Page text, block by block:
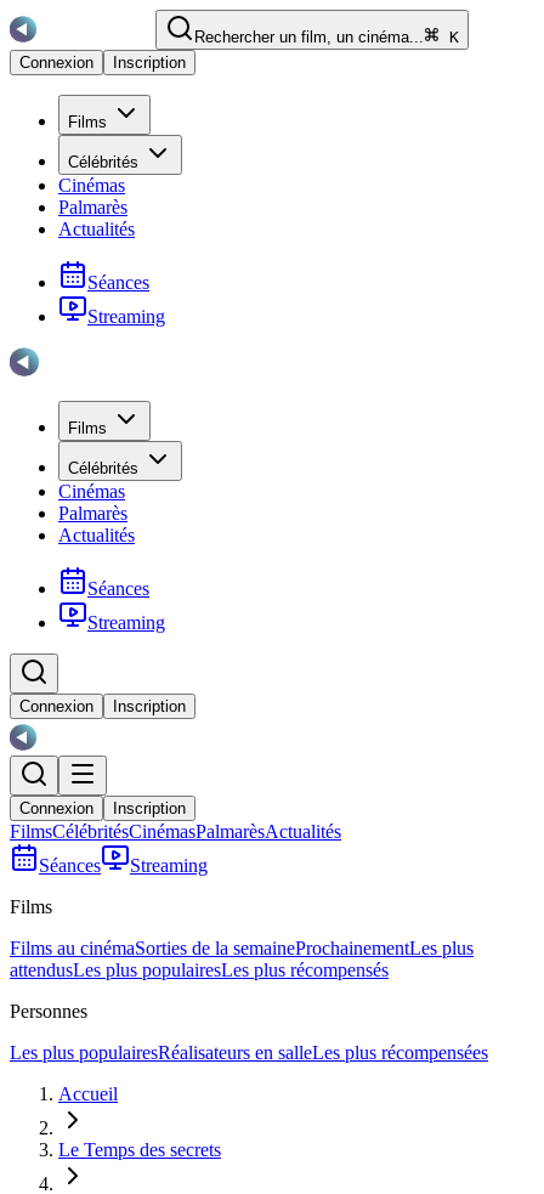
Rechercher un film, un cinéma...
K
Connexion
Inscription
Films
Célébrités
Cinémas
Palmarès
Actualités
Séances
Streaming
Films
Célébrités
Cinémas
Palmarès
Actualités
Séances
Streaming
Connexion Inscription
Connexion Inscription
FilmsCélébritésCinémasPalmarèsActualités
Séances
Streaming
Films
Films au cinémaSorties de la semaineProchainementLes plus
attendusLes plus populairesLes plus récompensés
Personnes
Les plus populairesRéalisateurs en salleLes plus récompensées
Accueil
Le Temps des secrets